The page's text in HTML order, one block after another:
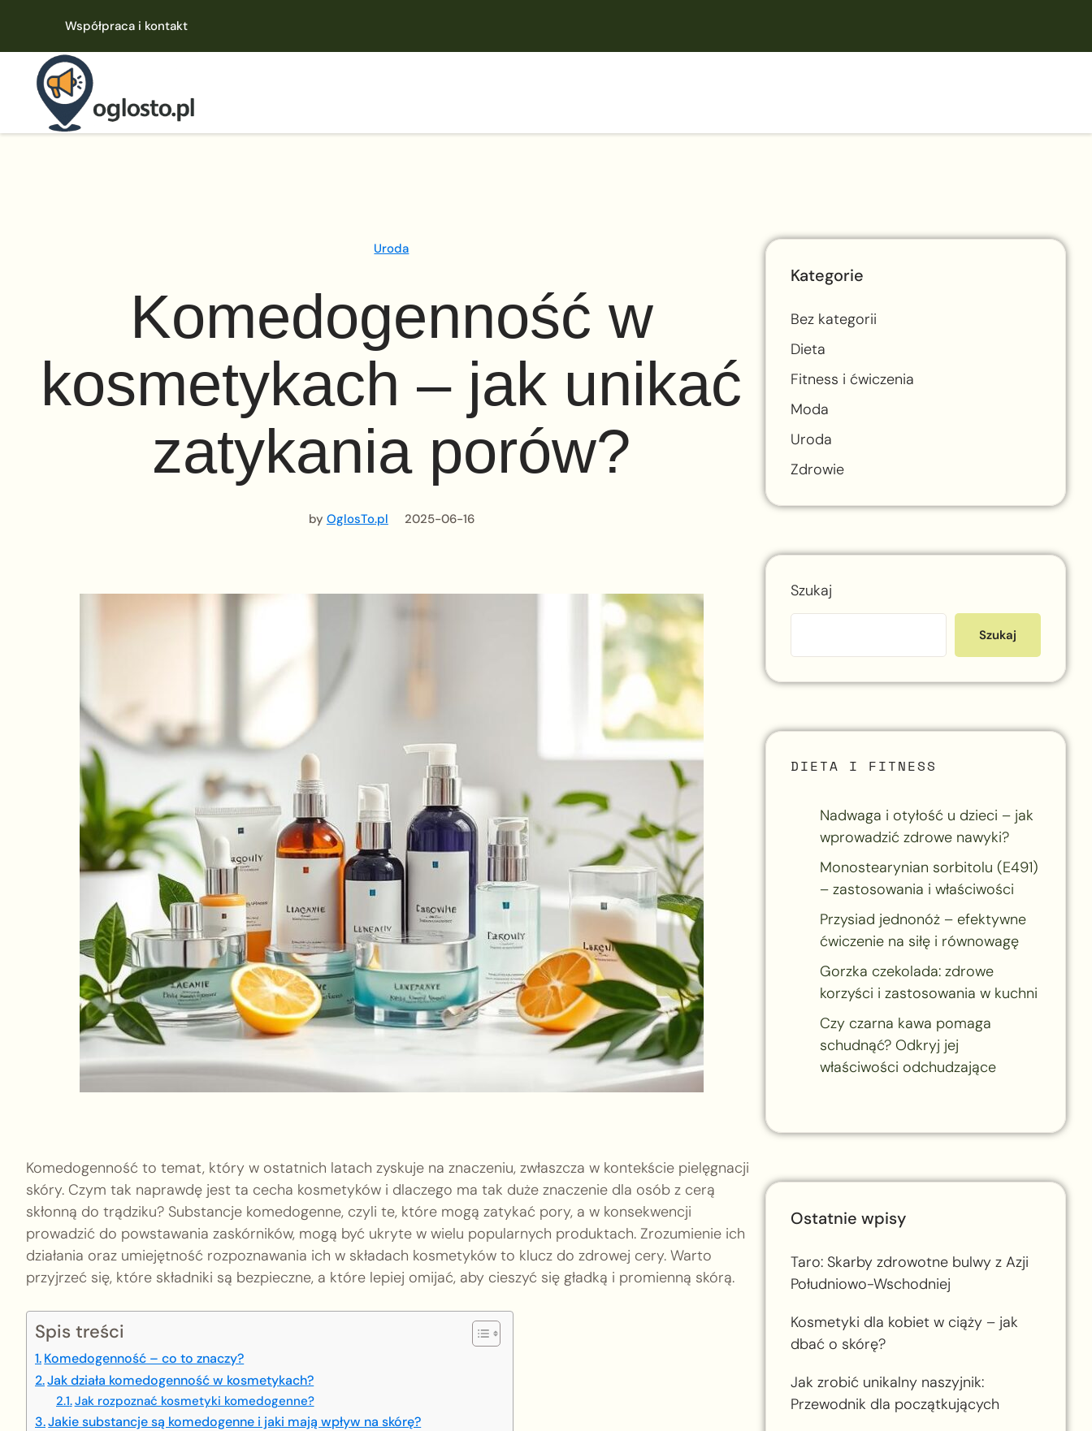
Współpraca i kontakt
Uroda
Komedogenność w
kosmetykach – jak unikać
zatykania porów?
by OglosTo.pl 2025-06-16
Komedogenność to temat, który w ostatnich latach zyskuje na znaczeniu, zwłaszcza w kontekście pielęgnacji
skóry. Czym tak naprawdę jest ta cecha kosmetyków i dlaczego ma tak duże znaczenie dla osób z cerą
skłonną do trądziku? Substancje komedogenne, czyli te, które mogą zatykać pory, a w konsekwencji
prowadzić do powstawania zaskórników, mogą być ukryte w wielu popularnych produktach. Zrozumienie ich
działania oraz umiejętność rozpoznawania ich w składach kosmetyków to klucz do zdrowej cery. Warto
przyjrzeć się, które składniki są bezpieczne, a które lepiej omijać, aby cieszyć się gładką i promienną skórą.
Spis treści
Komedogenność – co to znaczy?
Jak działa komedogenność w kosmetykach?
Jak rozpoznać kosmetyki komedogenne?
Jakie substancje są komedogenne i jaki mają wpływ na skórę?
Kategorie
Bez kategorii
Dieta
Fitness i ćwiczenia
Moda
Uroda
Zdrowie
Szukaj
Szukaj
DIETA I FITNESS
Nadwaga i otyłość u dzieci – jak
wprowadzić zdrowe nawyki?
Monostearynian sorbitolu (E491)
– zastosowania i właściwości
Przysiad jednonóż – efektywne
ćwiczenie na siłę i równowagę
Gorzka czekolada: zdrowe
korzyści i zastosowania w kuchni
Czy czarna kawa pomaga
schudnąć? Odkryj jej
właściwości odchudzające
Ostatnie wpisy
Taro: Skarby zdrowotne bulwy z Azji
Południowo-Wschodniej
Kosmetyki dla kobiet w ciąży – jak
dbać o skórę?
Jak zrobić unikalny naszyjnik:
Przewodnik dla początkujących